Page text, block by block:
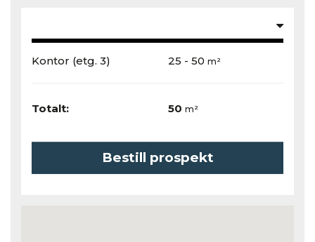
Kontor (etg. 3) 25 - 50 m²
Totalt: 50 m²
Bestill prospekt